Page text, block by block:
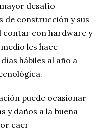
desafío
de construcción y sus
contar con hardware y
les hace
hábiles al año a
puede ocasionar
y daños a la buena
caer